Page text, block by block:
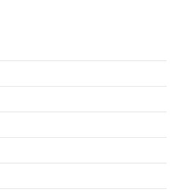
19 वर्ष तक के बच्चों को निःशुल्क दी
Khabar August 7, 2026